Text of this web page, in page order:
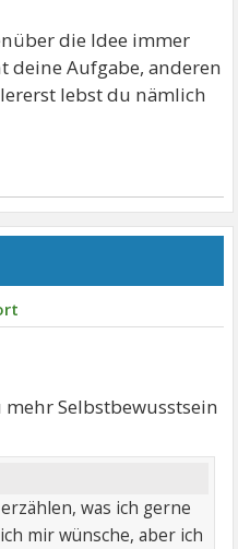
die Idee immer
deine Aufgabe, anderen
lebst du nämlich
Selbstbewusstsein
was ich gerne
mir wünsche, aber ich